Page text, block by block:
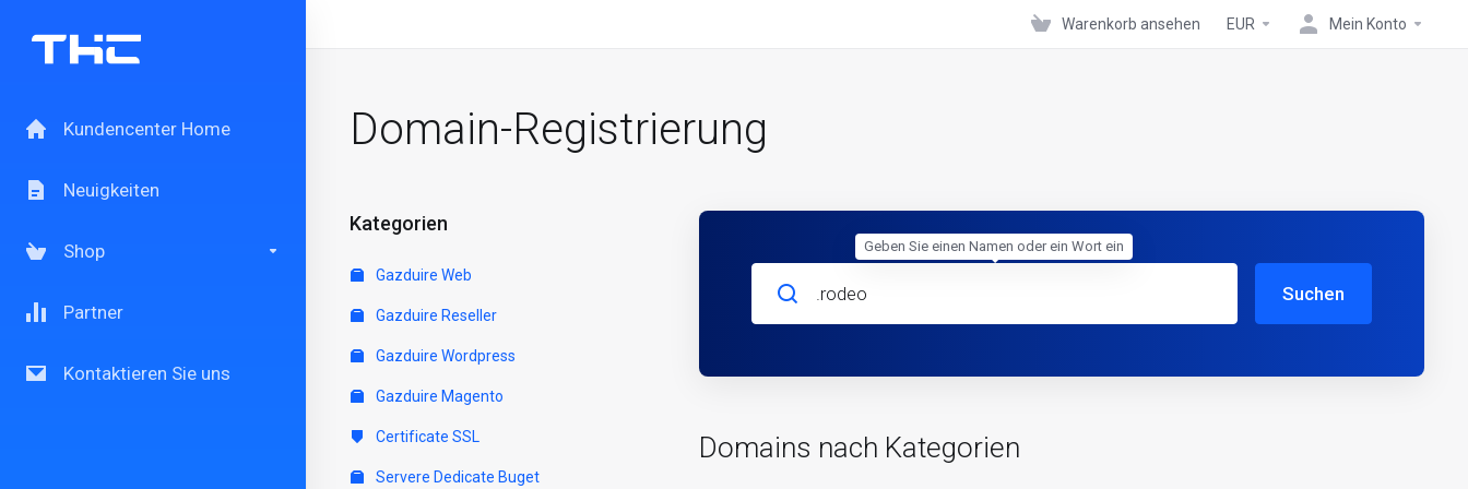
Kundencenter Home
Neuigkeiten
Shop
Partner
Kontaktieren Sie uns
Warenkorb ansehen EUR Mein Konto
Domain-Registrierung
Kategorien
Gazduire Web
Gazduire Reseller
Gazduire Wordpress
Gazduire Magento
Certificate SSL
Servere Dedicate Buget
Suchen
Domains nach Kategorien
Geben Sie einen Namen oder ein Wort ein